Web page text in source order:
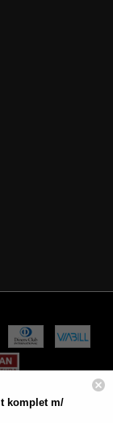
komplet m/